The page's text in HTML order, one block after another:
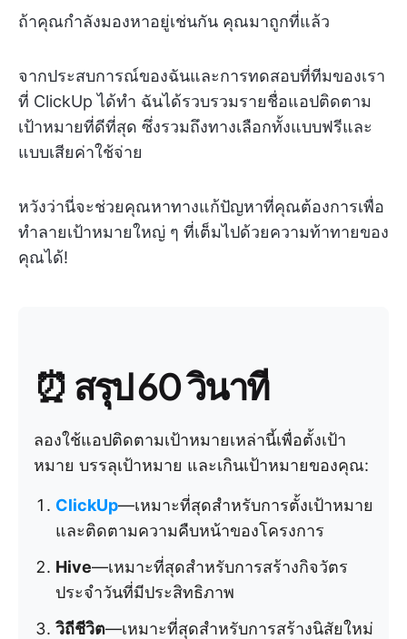
ถ้าคุณกำลังมองหาอยู่เช่นกัน คุณมาถูกที่แล้ว
จากประสบการณ์ของฉันและการทดสอบที่ทีมของเรา
ที่ ClickUp ได้ทำ ฉันได้รวบรวมรายชื่อแอปติดตาม
เป้าหมายที่ดีที่สุด ซึ่งรวมถึงทางเลือกทั้งแบบฟรีและ
แบบเสียค่าใช้จ่าย
หวังว่านี่จะช่วยคุณหาทางแก้ปัญหาที่คุณต้องการเพื่อ
ทำลายเป้าหมายใหญ่ ๆ ที่เต็มไปด้วยความท้าทายของ
คุณได้!
⏰ สรุป 60 วินาที
ลองใช้แอปติดตามเป้าหมายเหล่านี้เพื่อตั้งเป้า
หมาย บรรลุเป้าหมาย และเกินเป้าหมายของคุณ:
ClickUp—เหมาะที่สุดสำหรับการตั้งเป้าหมาย
และติดตามความคืบหน้าของโครงการ
Hive—เหมาะที่สุดสำหรับการสร้างกิจวัตร
ประจำวันที่มีประสิทธิภาพ
วิถีชีวิต—เหมาะที่สุดสำหรับการสร้างนิสัยใหม่